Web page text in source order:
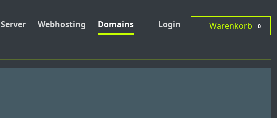
Webhosting Domains Login Warenkorb 0